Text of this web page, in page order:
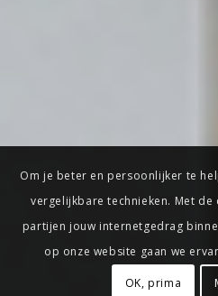
Om je beter en persoonlijker te
vergelijkbare technieken. Met
partijen jouw internetgedrag
op onze website gaan we
OK, prima